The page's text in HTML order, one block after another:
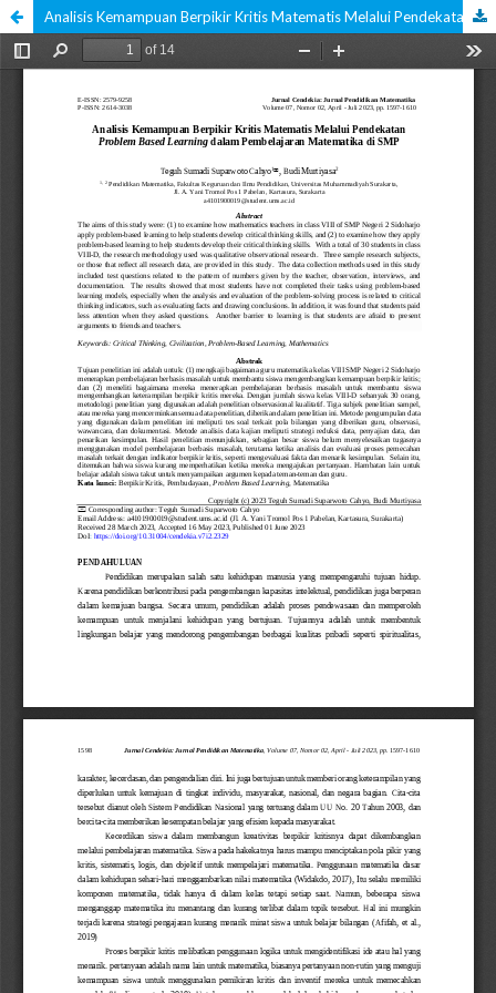
Analisis Kemampuan Berpikir Kritis Matematis Melalui Pendekatan Problem Based Learning dalam Pembelajaran Matematika di SMP